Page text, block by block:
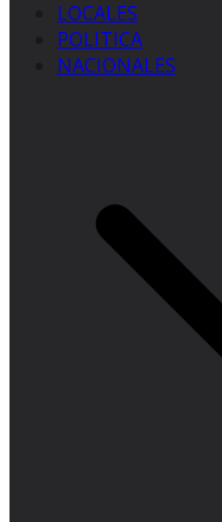
LOCALES
POLITICA
NACIONALES